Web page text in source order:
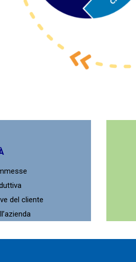
del cliente